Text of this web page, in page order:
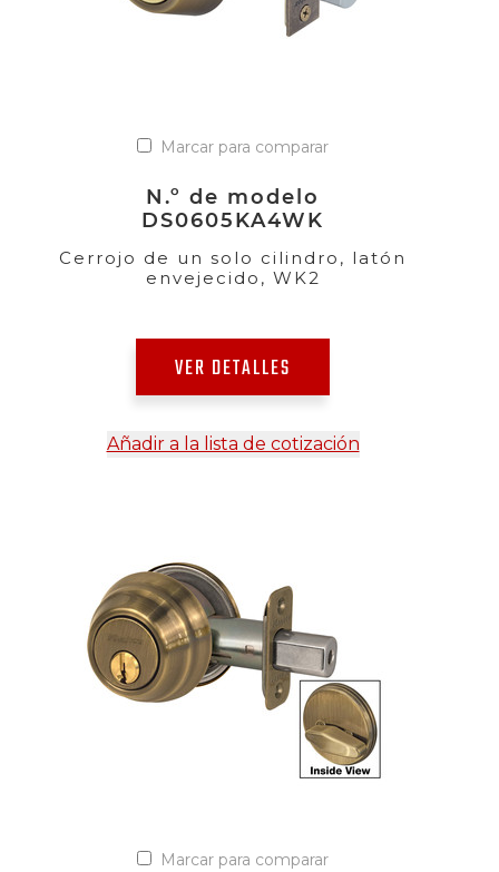
Marcar para comparar
N.º de modelo
DS0605KA4WK
Cerrojo de un solo cilindro, latón
envejecido, WK2
VER DETALLES
Añadir a la lista de cotización
Marcar para comparar